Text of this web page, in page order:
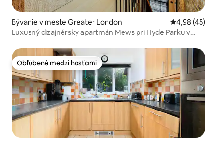
Bývanie v meste Greater London Priemerné
4,98 (45)
Luxusný dizajnérsky apartmán Mews pri Hyde Parku v
Obľúbené medzi hosťami
Obľúbené medzi hosťami